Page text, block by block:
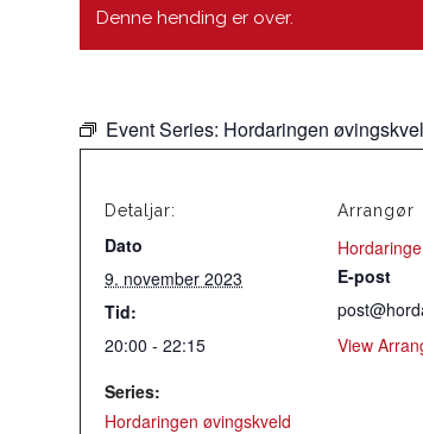
Denne hending er over.
Event Series: Hordaringen
Detaljar:
Dato
9. november 2023
Tid:
20:00 - 22:15
Series:
Hordaringen øvingskveld
Arrangør
E-post
View